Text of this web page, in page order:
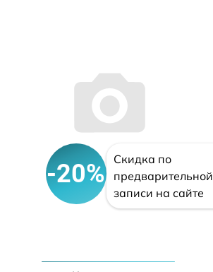
-20%
Скидка по
предварительной
записи на сайте